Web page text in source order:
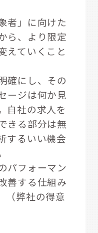
者」に向けた
ら、より限定
えていくこと
確にし、その
ージは何か見
自社の求人を
きる部分は無
するいい機会
パフォーマン
善する仕組み
（弊社の得意